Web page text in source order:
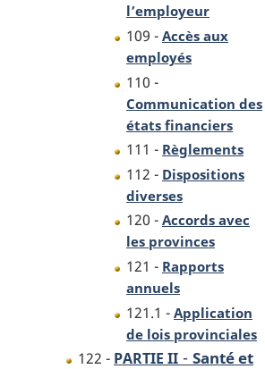
l’employeur
109 - Accès aux
employés
110 -
Communication des
états financiers
111 - Règlements
112 - Dispositions
diverses
120 - Accords avec
les provinces
121 - Rapports
annuels
121.1 - Application
de lois provinciales
122 - PARTIE II - Santé et